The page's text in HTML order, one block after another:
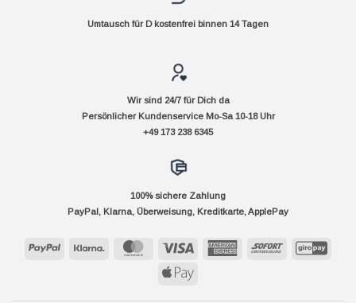
Umtausch für D kostenfrei binnen 14 Tagen
Wir sind 24/7 für Dich da
Persönlicher Kundenservice Mo-Sa 10-18 Uhr
+49 173 238 6345
100% sichere Zahlung
PayPal, Klarna, Überweisung, Kreditkarte, ApplePay
PayPal Klarna MasterCard Visa
AmericanSofort
Apple